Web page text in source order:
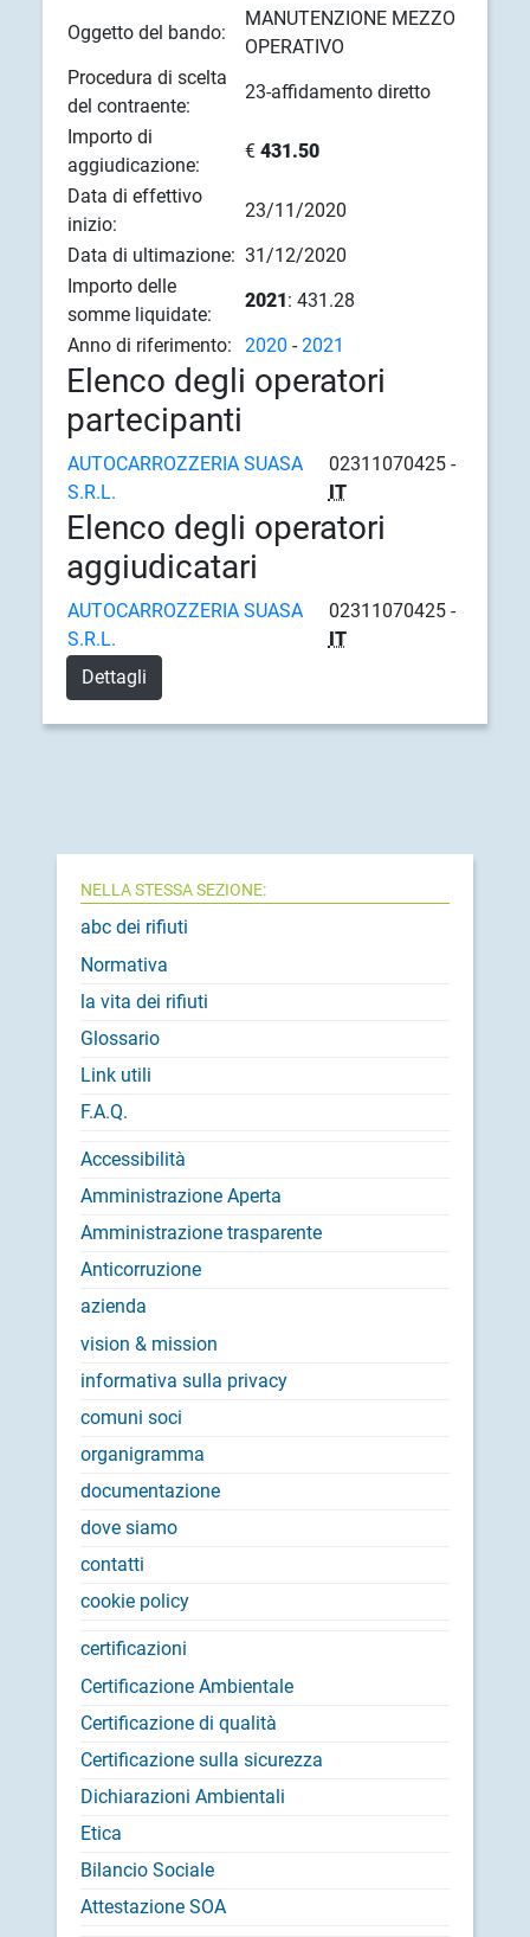
Oggetto del bando:
MANUTENZIONE MEZZO
OPERATIVO
Procedura di scelta
del contraente:
23-affidamento diretto
Importo di
aggiudicazione:
€ 431.50
Data di effettivo
inizio:
23/11/2020
Data di ultimazione: 31/12/2020
Importo delle
somme liquidate:
2021: 431.28
Anno di riferimento:
2020 -2021
Elenco degli operatori
partecipanti
AUTOCARROZZERIA SUASA
S.R.L.
02311070425 -
IT
Elenco degli operatori
aggiudicatari
AUTOCARROZZERIA SUASA
S.R.L.
02311070425 -
IT
Dettagli
NELLA STESSA SEZIONE:
abc dei rifiuti
Normativa
la vita dei rifiuti
Glossario
Link utili
F.A.Q.
Accessibilità
Amministrazione Aperta
Amministrazione trasparente
Anticorruzione
azienda
vision & mission
informativa sulla privacy
comuni soci
organigramma
documentazione
dove siamo
contatti
cookie policy
certificazioni
Certificazione Ambientale
Certificazione di qualità
Certificazione sulla sicurezza
Dichiarazioni Ambientali
Etica
Bilancio Sociale
Attestazione SOA